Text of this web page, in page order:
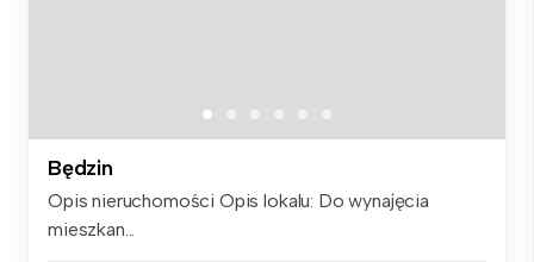
Będzin
Opis nieruchomości Opis lokalu: Do wynajęcia
mieszkan...